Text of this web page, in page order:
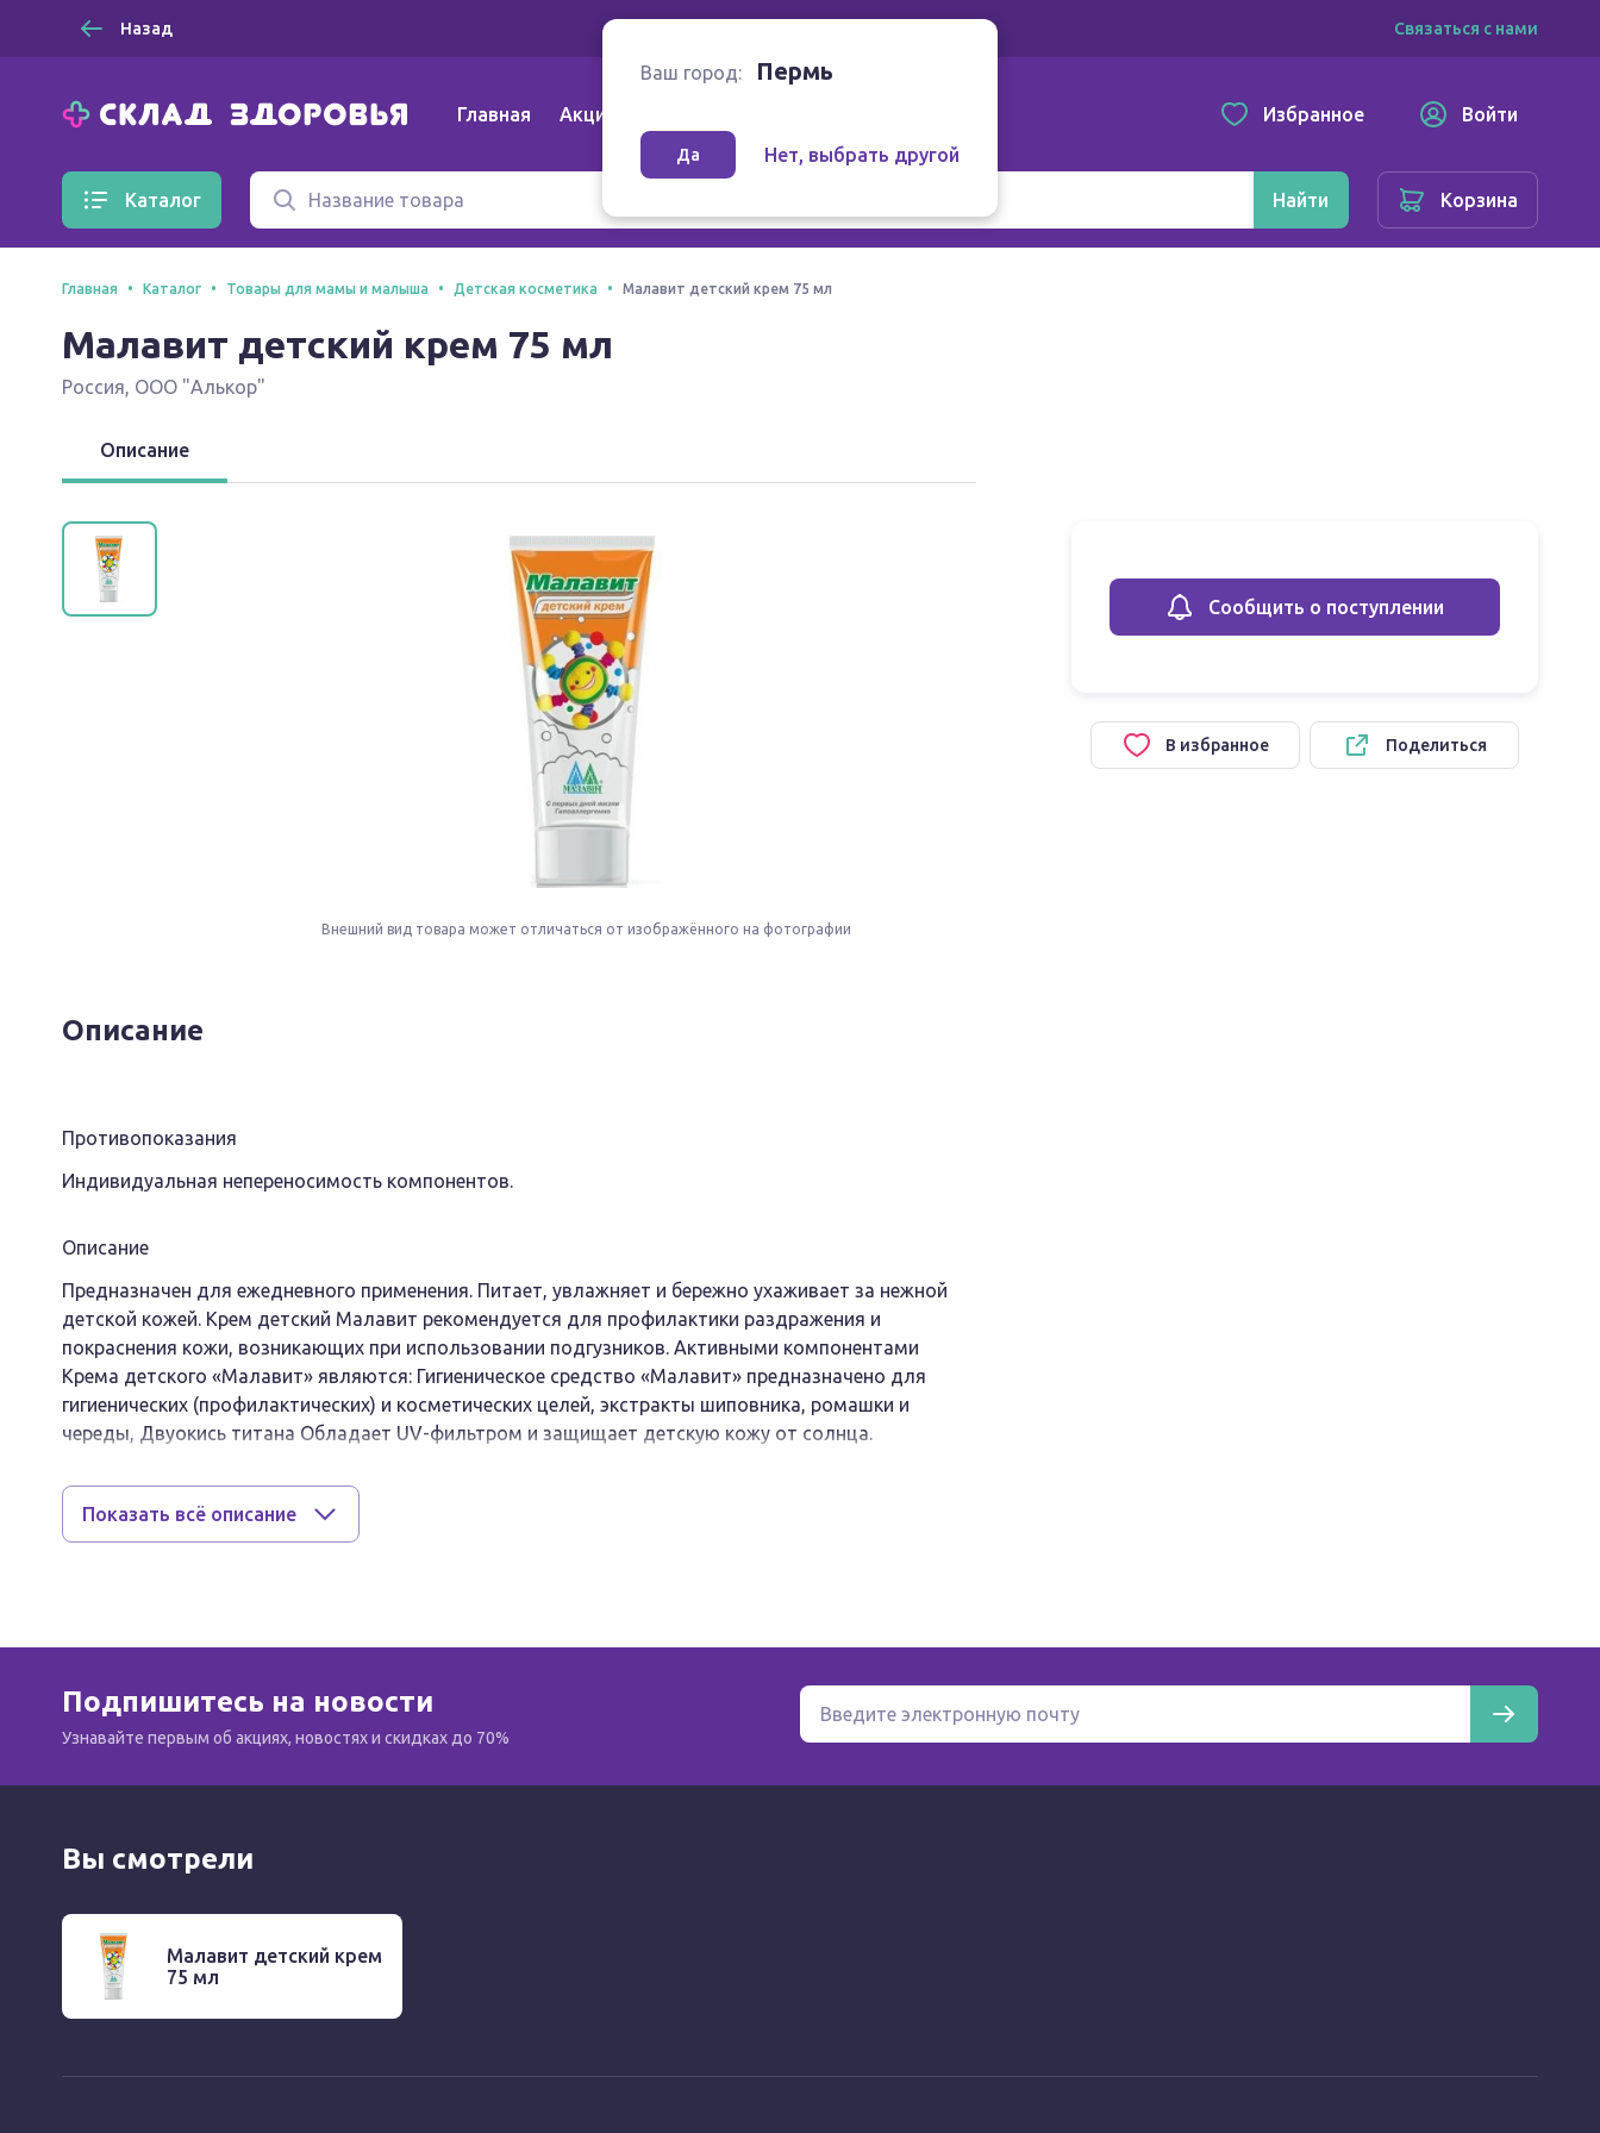
Назад Связаться с нами
Главная Акции Избранное Войти
Каталог Найти Корзина
Ваш город: Пермь
Да Нет, выбрать другой
Главная Каталог Товары для мамы и малыша Детская косметика Малавит детский крем 75 мл
Малавит детский крем 75 мл
Россия, ООО "Алькор"
Описание
Внешний вид товара может отличаться от изображённого на фотографии
Сообщить о поступлении
В избранное Поделиться
Описание
Противопоказания
Индивидуальная непереносимость компонентов.
Описание
Предназначен для ежедневного применения. Питает, увлажняет и бережно ухаживает за нежной
детской кожей. Крем детский Малавит рекомендуется для профилактики раздражения и
покраснения кожи, возникающих при использовании подгузников. Активными компонентами
Крема детского «Малавит» являются: Гигиеническое средство «Малавит» предназначено для
гигиенических (профилактических) и косметических целей, экстракты шиповника, ромашки и
череды, Двуокись титана Обладает UV-фильтром и защищает детскую кожу от солнца.
Форма выпуска
Крем.
Показать всё описание
Подпишитесь на новости
Узнавайте первым об акциях, новостях и скидках до 70%
Вы смотрели
Малавит детский крем
75 мл